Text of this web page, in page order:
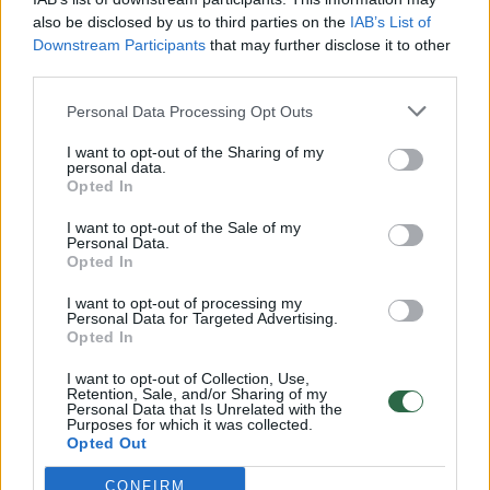
also be disclosed by us to third parties on the IAB’s List of
Downstream Participants that may further disclose it to other
Personal Data Processing Opt Outs
I want to opt-out of the Sharing of my
personal data.
Opted In
I want to opt-out of the Sale of my
Personal Data.
Opted In
I want to opt-out of processing my
Personal Data for Targeted Advertising.
Opted In
I want to opt-out of Collection, Use,
Retention, Sale, and/or Sharing of my
Personal Data that Is Unrelated with the
Purposes for which it was collected.
Opted Out
CONFIRM
vaiko gyvybių išgelbėti nepavyko
Žinios | Lietuvos diena
00:00:57
Savaitės vidurys nusimato karštas: temperatūra kils iki
32 laipsnių šilumos
Žinios | Orai
00:15:54
V. Zalužno pasisakymą laiko bandymu įsitvirtinti
Laidos | Nauja diena
00:00:57
Sinoptikai atsakė, kokiais orais užbaigsime darbo
savaitę: karščiai atsitrauks